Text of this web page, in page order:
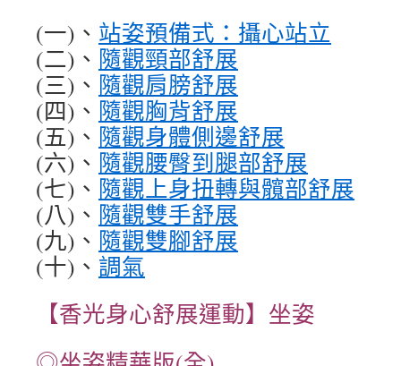
(一)、 站姿預備式：攝心站立
(二)、 隨觀頸部舒展
(三)、 隨觀肩膀舒展
(四)、 隨觀胸背舒展
(五)、 隨觀身體側邊舒展
(六)、 隨觀腰臀到腿部舒展
(七)、 隨觀上身扭轉與髖部舒展
(八)、 隨觀雙手舒展
(九)、 隨觀雙腳舒展
(十)、 調氣
【香光身心舒展運動】坐姿